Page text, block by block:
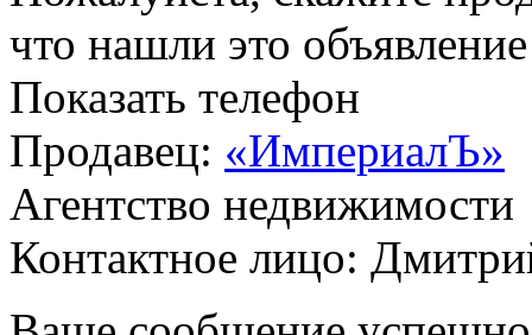
что нашли это
Показать телефон
Продавец: «ИмпериалЪ»
Агентство недвижимости
Контактное лицо: